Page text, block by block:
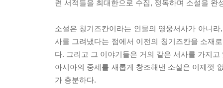
련 서적들을 최대한으로 수집, 정독하며 소설을 완
소설은 칭기즈칸이라는 인물의 영웅서사가 아니
사를 그려냈다는 점에서 이전의 칭기즈칸을 소재
다. 그리고 그 이야기들은 거의 같은 서사를 가지
아시아의 중세를 새롭게 창조해낸 소설은 이제껏
가 충분하다.